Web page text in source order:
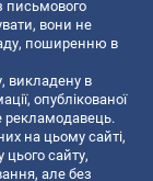
письмового
вони не
поширенню в
викладену в
опублікованої
рекламодавець.
на цьому сайті,
цього сайту,
але без